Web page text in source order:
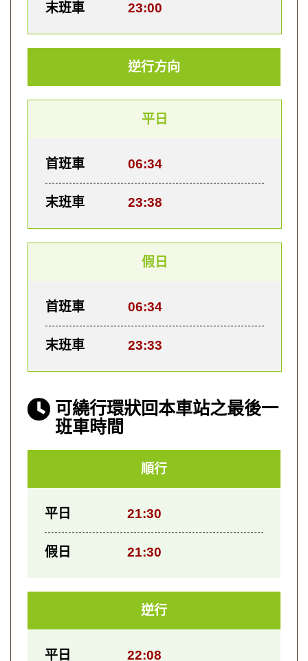
末班車 23:00
逆行方向
平日
首班車 06:34
末班車 23:38
假日
首班車 06:34
末班車 23:33
可繞行環狀回本車站之最後一
班車時間
順行
平日 21:30
假日 21:30
逆行
平日 22:08